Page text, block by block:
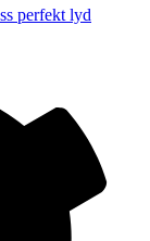
perfekt lyd